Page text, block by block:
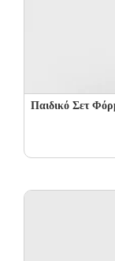
Παιδικό Σετ